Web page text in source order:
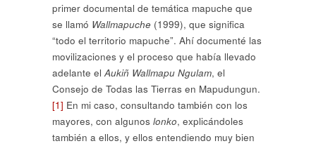
primer documental de temática mapuche que
se llamó Wallmapuche (1999), que significa
“todo el territorio mapuche”. Ahí documenté las
movilizaciones y el proceso que había llevado
adelante elAukiñ Wallmapu Ngulam, el
Consejo de Todas las Tierras en Mapudungun.
[1] En mi caso, consultando también con los
mayores, con algunos lonko, explicándoles
también a ellos, y ellos entendiendo muy bien